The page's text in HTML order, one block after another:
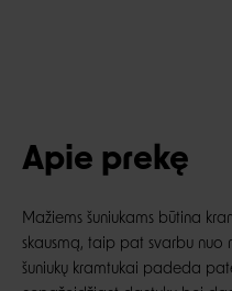
Apie prekę
Mažiems šuniukams būtina
skausmą, taip pat svarbu nuo
šuniukų kramtukai padeda